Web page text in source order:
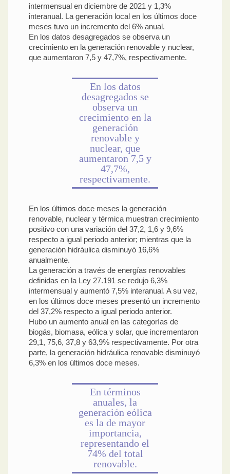
intermensual en diciembre de 2021 y 1,3%
interanual. La generación local en los últimos doce
meses tuvo un incremento del 6% anual.
En los datos desagregados se observa un
crecimiento en la generación renovable y nuclear,
que aumentaron 7,5 y 47,7%, respectivamente.
En los datos
desagregados se
observa un
crecimiento en la
generación
renovable y
nuclear, que
aumentaron 7,5 y
47,7%,
respectivamente.
En los últimos doce meses la generación
renovable, nuclear y térmica muestran crecimiento
positivo con una variación del 37,2, 1,6 y 9,6%
respecto a igual periodo anterior; mientras que la
generación hidráulica disminuyó 16,6%
anualmente.
La generación a través de energías renovables
definidas en la Ley 27.191 se redujo 6,3%
intermensual y aumentó 7,5% interanual. A su vez,
en los últimos doce meses presentó un incremento
del 37,2% respecto a igual periodo anterior.
Hubo un aumento anual en las categorías de
biogás, biomasa, eólica y solar, que incrementaron
29,1, 75,6, 37,8 y 63,9% respectivamente. Por otra
parte, la generación hidráulica renovable disminuyó
6,3% en los últimos doce meses.
En términos
anuales, la
generación eólica
es la de mayor
importancia,
representando el
74% del total
renovable.